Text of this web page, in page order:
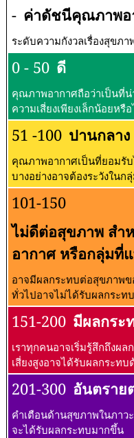
- ค่าดัชนีคุณภาพอ
ระดับความกังวลเรื่องสุขภา
0 - 50 ดี
คุณภาพอากาศถือว่าเป็นที่น่
ความเสี่ยงเพียงเล็กน้อยหรื
51 -100 ปานกลาง
คุณภาพอากาศเป็นที่ยอมรั
บางอย่างอาจต้องระวังใน
101-150
ไม่ดีต่อสุขภาพ สำ
อากาศ หรือกลุ่มที่
อาจมีผลกระทบต่อสุขภาพ
ทั่วไปอาจไม่ได้รับผลกระทบ
151-200 มีผลกระ
เราทุกคนอาจเริ่มรู้สึกถึงผ
เสี่ยงสูงอาจได้รับผลกระท
201-300 อันตราย
คำเตือนด้านสุขภาพในภา
จะได้รับผลกระทบมากขึ้น